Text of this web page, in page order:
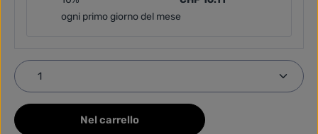
ogni primo giorno del mese
Quantità del prodotto: inserisci la quantità
Nel carrello